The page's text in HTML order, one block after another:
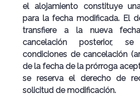
el alojamiento constituye
para la fecha modificada. El
transfiere a la nueva
cancelación posterior,
condiciones de cancelación
de la fecha de la prórroga
se reserva el derecho de
solicitud de modificación.